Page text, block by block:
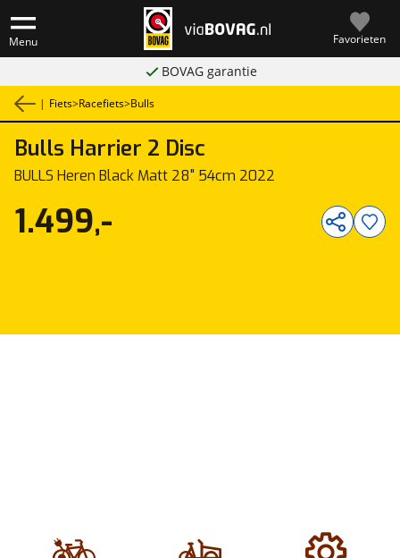
Menu Favorieten
BOVAG garantie
| Fiets>Racefiets>Bulls
Bulls Harrier 2 Disc
BULLS Heren Black Matt 28" 54cm 2022
1.499,-